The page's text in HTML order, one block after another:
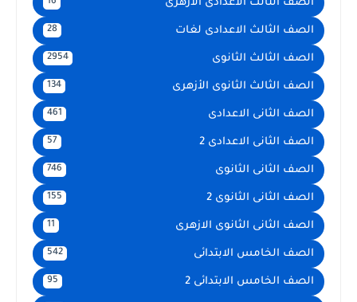
الصف الثالث الاعدادى الازهرى
الصف الثالث الاعدادى لغات 28
الصف الثالث الثانوى 2954
الصف الثالث الثانوى الأزهرى 134
الصف الثانى الاعدادى 461
الصف الثانى الاعدادى 2 57
الصف الثانى الثانوى 746
الصف الثانى الثانوى 2 155
الصف الثانى الثانوى الازهرى 11
الصف الخامس الابتدائى 542
الصف الخامس الابتدائى 2 95